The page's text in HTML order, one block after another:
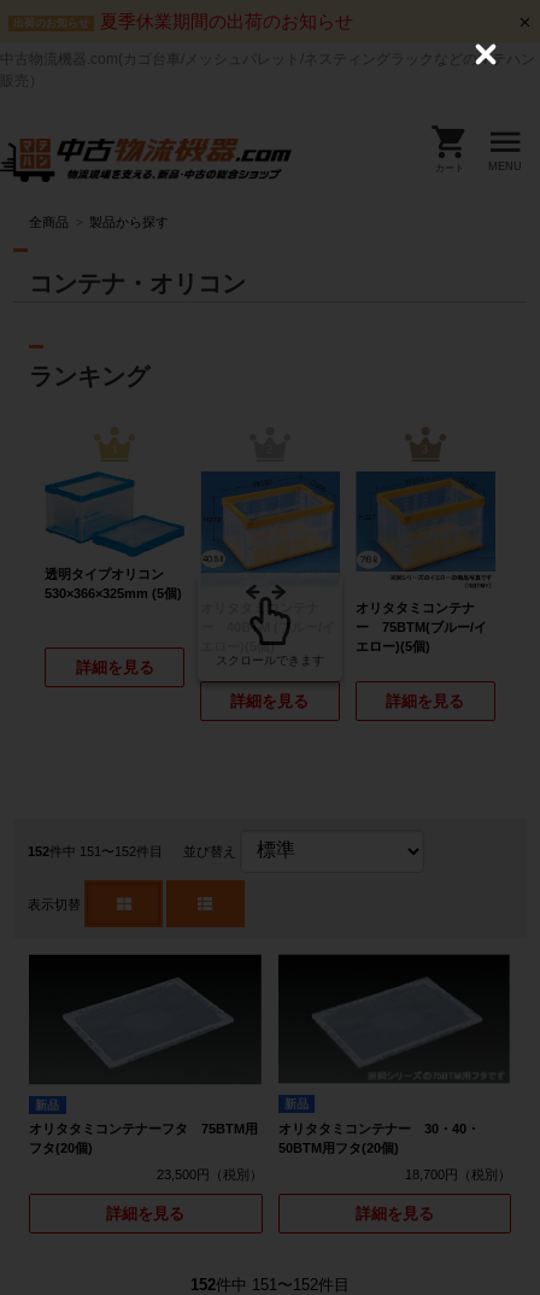
出荷のお知らせ 夏季休業期間の出荷のお知らせ
中古物流機器.com(カゴ台車/メッシュパレット/ネスティングラックなどのマテハン
カート MENU
全商品 製品から探す
コンテナ・オリコン
ランキング
1
透明タイプオリコン
530×366×325mm (5個)
詳細を見る
オリタタミコンテナ
ー 40BTM (ブルー/イ
エロー)(5個)
詳細を見る
オリタタミコンテナ
ー 75BTM(ブルー/イ
エロー)(5個)
詳細を見る
スクロールできます
152件中 151〜152件目 並び替え
表示切替
新品
オリタタミコンテナーフタ 75BTM用
フタ(20個)
23,500円
詳細を見る
新品
オリタタミコンテナー 30・40・
50BTM用フタ(20個)
18,700円
詳細を見る
152件中 151〜152件目
C
e